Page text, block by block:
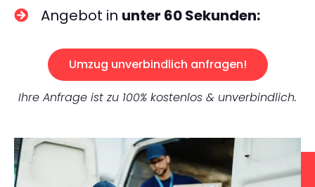
Angebot in unter 60 Sekunden:
Umzug unverbindlich anfragen!
Ihre Anfrage ist zu 100% kostenlos & unverbindlich.